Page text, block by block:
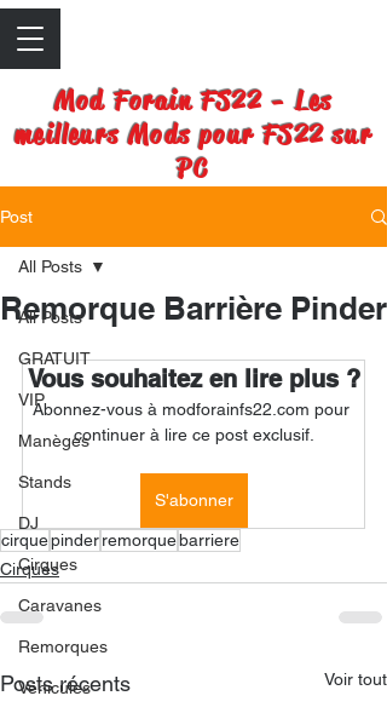
Mod Forain FS22 - Les
meilleurs Mods pour FS22 sur
PC
Post
All Posts
GRATUIT
VIP
Manèges
Stands
DJ
Cirques
Caravanes
Remorques
Véhicules
All Posts
Remorque Barrière Pinder
Vous souhaitez en lire plus ?
Abonnez-vous à modforainfs22.com pour
continuer à lire ce post exclusif.
S'abonner
cirquepinderremorquebarriere
Cirques
Posts récents Voir tout